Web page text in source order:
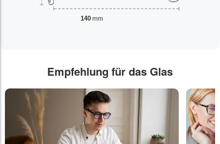
140 mm
Empfehlung für das Glas